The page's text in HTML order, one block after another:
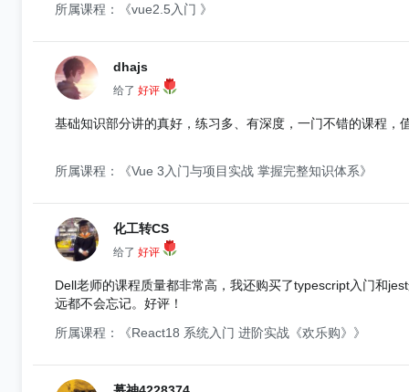
所属课程：《vue2.5入门 》
dhajs
给了 好评
基础知识部分讲的真好，练习多、有深度，一门不错的课程，
所属课程：《Vue 3入门与项目实战 掌握完整知识体系》
化工转CS
给了 好评
Dell老师的课程质量都非常高，我还购买了typescript入门和
远都不会忘记。好评！
所属课程：《React18 系统入门 进阶实战《欢乐购》》